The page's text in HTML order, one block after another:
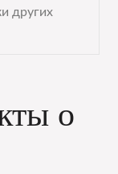
других
о